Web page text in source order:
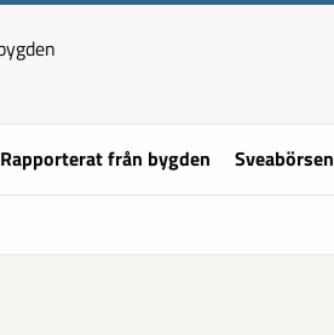
Rapporterat från bygden Sveabörsen